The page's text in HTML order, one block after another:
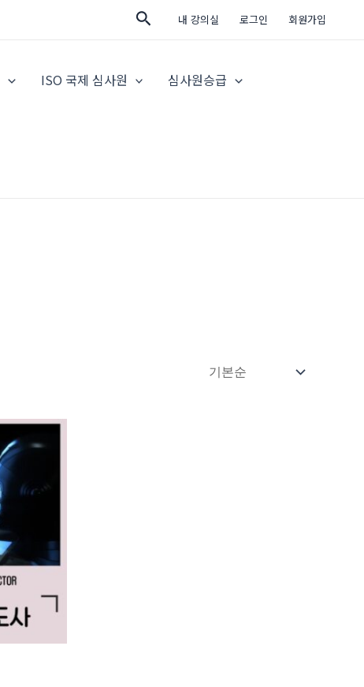
검
내 강의실 로그인 회원가입
ISO 국제 심사원 심사원승급